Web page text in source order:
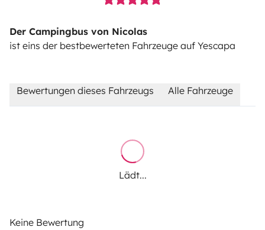
Der Campingbus von Nicolas
ist eins der bestbewerteten Fahrzeuge auf Yescapa
Bewertungen dieses Fahrzeugs Alle Fahrzeuge
Lädt...
Keine Bewertung